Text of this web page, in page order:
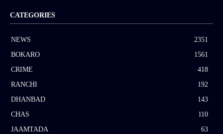
CATEGORIES
NEWS
2351
BOKARO
1561
CRIME
418
RANCHI
192
DHANBAD
143
CHAS
110
JAAMTADA
63